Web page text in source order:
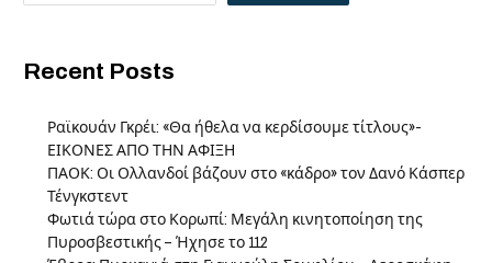
Recent Posts
Ραϊκουάν Γκρέι: «Θα ήθελα να κερδίσουμε τίτλους»-
ΕΙΚΟΝΕΣ ΑΠΟ ΤΗΝ ΑΦΙΞΗ
ΠΑΟΚ: Οι Ολλανδοί βάζουν στο «κάδρο» τον Δανό Κάσπερ
Τένγκστεντ
Φωτιά τώρα στο Κορωπί: Μεγάλη κινητοποίηση της
Πυροσβεστικής – Ήχησε το 112